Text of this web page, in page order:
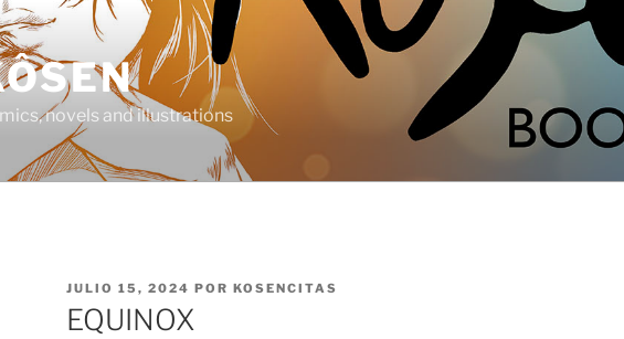
novels and illustrations
PUBLICADO
EL
JULIO 15, 2024 POR KOSENCITAS
EQUINOX